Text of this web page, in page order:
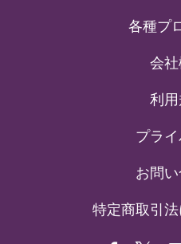
各種プ
会
利
プラ
お問
特定商取引